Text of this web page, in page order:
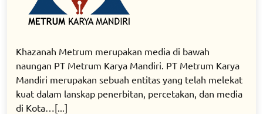
Khazanah Metrum merupakan media di bawah
naungan PT Metrum Karya Mandiri. PT Metrum Karya
Mandiri merupakan sebuah entitas yang telah melekat
kuat dalam lanskap penerbitan, percetakan, dan media
di Kota…[...]